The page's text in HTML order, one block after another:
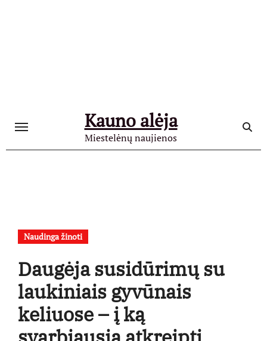
Kauno alėja
Miestelėnų naujienos
Naudinga žinoti
Daugėja susidūrimų su
laukiniais gyvūnais
keliuose – į ką